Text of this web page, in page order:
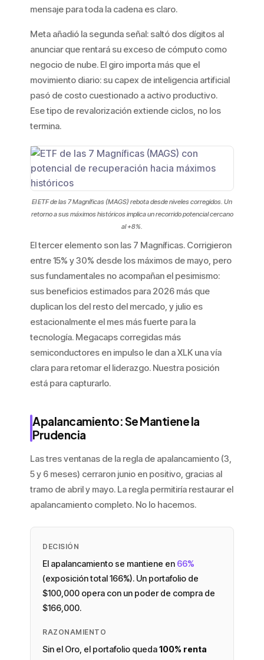
mensaje para toda la cadena es claro.
Meta añadió la segunda señal: saltó dos dígitos al
anunciar que rentará su exceso de cómputo como
negocio de nube. El giro importa más que el
movimiento diario: su capex de inteligencia artificial
pasó de costo cuestionado a activo productivo.
Ese tipo de revalorización extiende ciclos, no los
termina.
El ETF de las 7 Magníficas (MAGS) rebota desde niveles corregidos. Un
retorno a sus máximos históricos implica un recorrido potencial cercano
al +8%.
El tercer elemento son las 7 Magníficas. Corrigieron
entre 15% y 30% desde los máximos de mayo, pero
sus fundamentales no acompañan el pesimismo:
sus beneficios estimados para 2026 más que
duplican los del resto del mercado, y julio es
estacionalmente el mes más fuerte para la
tecnología. Megacaps corregidas más
semiconductores en impulso le dan a XLK una vía
clara para retomar el liderazgo. Nuestra posición
está para capturarlo.
Apalancamiento: Se Mantiene la
Prudencia
Las tres ventanas de la regla de apalancamiento (3,
5 y 6 meses) cerraron junio en positivo, gracias al
tramo de abril y mayo. La regla permitiría restaurar el
apalancamiento completo. No lo hacemos.
DECISIÓN
El apalancamiento se mantiene en 66%
(exposición total 166%). Un portafolio de
$100,000 opera con un poder de compra de
$166,000.
RAZONAMIENTO
Sin el Oro, el portafolio queda100% renta